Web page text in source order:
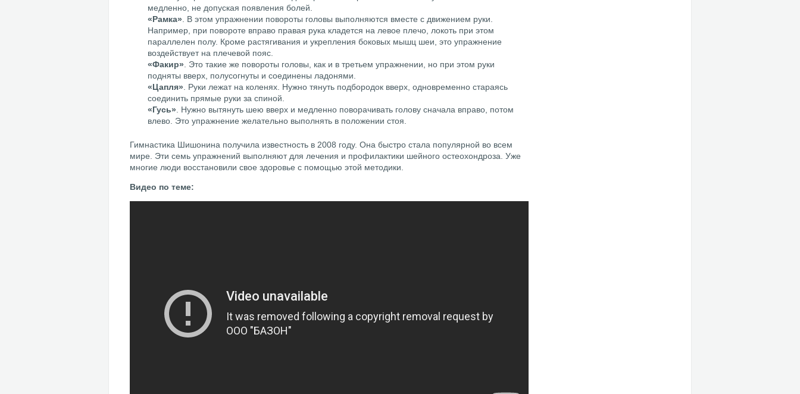
медленно, не допуская появления болей.
«Рамка» . В этом упражнении повороты головы выполняются вместе с движением руки.
Например, при повороте вправо правая рука кладется на левое плечо, локоть при этом
параллелен полу. Кроме растягивания и укрепления боковых мышц шеи, это упражнение
воздействует на плечевой пояс.
«Факир» . Это такие же повороты головы, как и в третьем упражнении, но при этом руки
подняты вверх, полусогнуты и соединены ладонями.
«Цапля» . Руки лежат на коленях. Нужно тянуть подбородок вверх, одновременно стараясь
соединить прямые руки за спиной.
«Гусь» . Нужно вытянуть шею вверх и медленно поворачивать голову сначала вправо, потом
влево. Это упражнение желательно выполнять в положении стоя.
Гимнастика Шишонина получила известность в 2008 году. Она быстро стала популярной во всем
мире. Эти семь упражнений выполняют для лечения и профилактики шейного остеохондроза. Уже
многие люди восстановили свое здоровье с помощью этой методики.
Видео по теме: